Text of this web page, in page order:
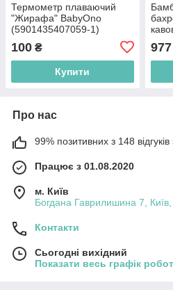
Термометр плаваючий
"Жирафа" BabyOno
(5901435407059-1)
100 ₴
Купити
977
Про нас
99% позитивних з 148 відгуків
Працює з 01.08.2020
м. Київ
Богдана Гаврилишина 7, Київ,
Контакти
Сьогодні вихідний
Показати весь графік